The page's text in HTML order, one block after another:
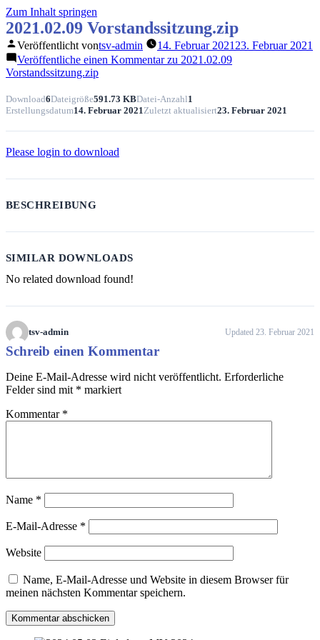
Zum Inhalt springen
2021.02.09 Vorstandssitzung.zip
Veröffentlicht vontsv-admin 14. Februar 2021 23. Februar 2021
Veröffentliche einen Kommentarzu 2021.02.09
Vorstandssitzung.zip
Download6Dateigröße591.73 KBDatei-Anzahl1
Erstellungsdatum14. Februar 2021Zuletzt aktualisiert23. Februar 2021
Please login to download
BESCHREIBUNG
SIMILAR DOWNLOADS
No related download found!
tsv-admin Updated 23. Februar 2021
Schreib einen Kommentar
Deine E-Mail-Adresse wird nicht veröffentlicht. Erforderliche
Felder sind mit * markiert
Kommentar *
Name *
E-Mail-Adresse *
Website
Name, E-Mail-Adresse und Website in diesem Browser für
meinen nächsten Kommentar speichern.